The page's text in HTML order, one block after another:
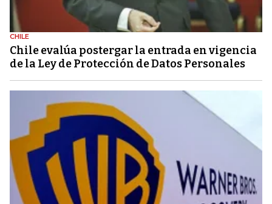
CHILE
Chile evalúa postergar la entrada en vigencia
de la Ley de Protección de Datos Personales